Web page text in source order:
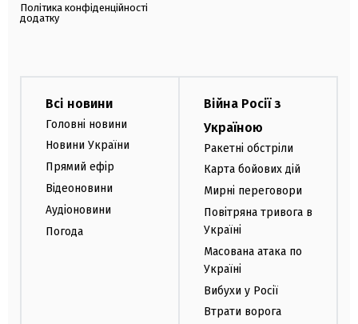
Політика конфіденційності
додатку
Всі новини
Головні новини
Новини України
Прямий ефір
Відеоновини
Аудіоновини
Погода
Війна Росії з
Україною
Ракетні обстріли
Карта бойових дій
Мирні переговори
Повітряна тривога в
Україні
Масована атака по
Україні
Вибухи у Росії
Втрати ворога